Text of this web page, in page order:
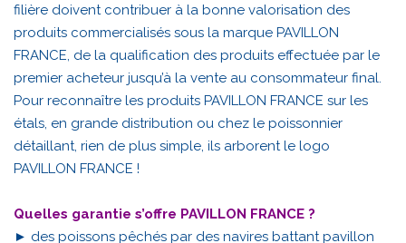
filière doivent contribuer à la bonne valorisation des
produits commercialisés sous la marque PAVILLON
FRANCE, de la qualification des produits effectuée par le
premier acheteur jusqu’à la vente au consommateur final.
Pour reconnaître les produits PAVILLON FRANCE sur les
étals, en grande distribution ou chez le poissonnier
détaillant, rien de plus simple, ils arborent le logo
PAVILLON FRANCE !
Quelles garantie s’offre PAVILLON FRANCE ?
► des poissons pêchés par des navires battant pavillon